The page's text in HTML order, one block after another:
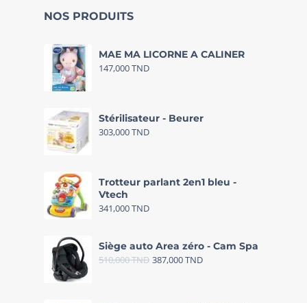
NOS PRODUITS
MAE MA LICORNE A CALINER
147,000TND
Stérilisateur - Beurer
303,000TND
Trotteur parlant 2en1 bleu -
Vtech
341,000TND
Siège auto Area zéro - Cam Spa
510,000TND 387,000TND